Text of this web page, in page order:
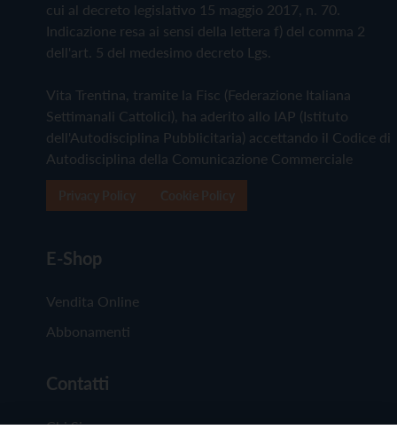
cui al decreto legislativo 15 maggio 2017, n. 70.
Indicazione resa ai sensi della lettera f) del comma 2
dell'art. 5 del medesimo decreto Lgs.
Vita Trentina, tramite la Fisc (Federazione Italiana
Settimanali Cattolici), ha aderito allo IAP (Istituto
dell'Autodisciplina Pubblicitaria) accettando il Codice di
Autodisciplina della Comunicazione Commerciale
E-Shop
Vendita Online
Abbonamenti
Contatti
Chi Siamo